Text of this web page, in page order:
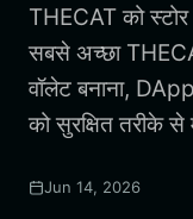
Português (Brasil)
Español (Argentina)
THECAT को
सबसे अच्छा
वॉलेट बनाना,
को सुरक्षित तरीके
Jun 14, 2026